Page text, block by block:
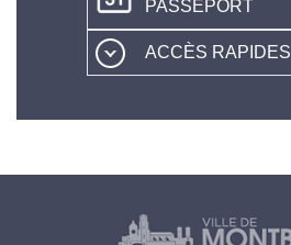
PASSEPORT
ACCÈS RAPIDES